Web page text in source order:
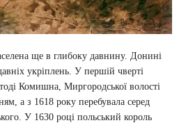
ще в глибоку давнину. Донині
укріплень. У першій чверті
Комишна, Миргородської волості
а з 1618 року перебувала серед
У 1630 році польський король